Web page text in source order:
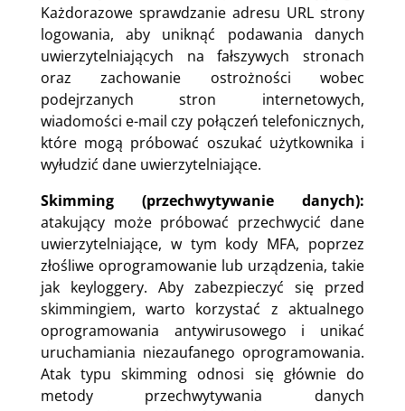
Każdorazowe sprawdzanie adresu URL strony
logowania, aby uniknąć podawania danych
uwierzytelniających na fałszywych stronach
oraz zachowanie ostrożności wobec
podejrzanych stron internetowych,
wiadomości e-mail czy połączeń telefonicznych,
które mogą próbować oszukać użytkownika i
wyłudzić dane uwierzytelniające.
Skimming (przechwytywanie danych):
atakujący może próbować przechwycić dane
uwierzytelniające, w tym kody MFA, poprzez
złośliwe oprogramowanie lub urządzenia, takie
jak keyloggery. Aby zabezpieczyć się przed
skimmingiem, warto korzystać z aktualnego
oprogramowania antywirusowego i unikać
uruchamiania niezaufanego oprogramowania.
Atak typu skimming odnosi się głównie do
metody przechwytywania danych